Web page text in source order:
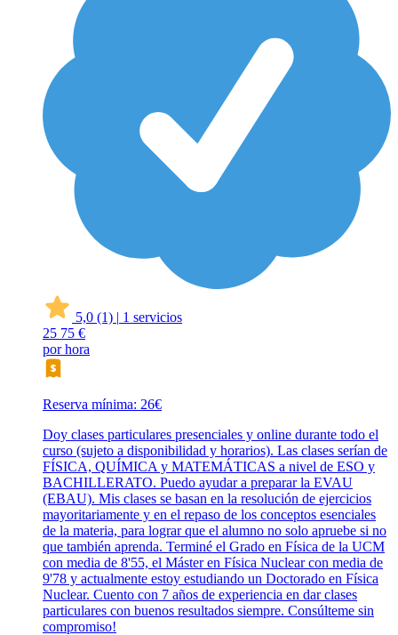
5,0 (1) | 1 servicios
25 75 €
por hora
Reserva mínima: 26€
Doy clases particulares presenciales y online durante todo el
curso (sujeto a disponibilidad y horarios). Las clases serían de
FÍSICA, QUÍMICA y MATEMÁTICAS a nivel de ESO y
BACHILLERATO. Puedo ayudar a preparar la EVAU
(EBAU). Mis clases se basan en la resolución de ejercicios
mayoritariamente y en el repaso de los conceptos esenciales
de la materia, para lograr que el alumno no solo apruebe si no
que también aprenda. Terminé el Grado en Física de la UCM
con media de 8'55, el Máster en Física Nuclear con media de
9'78 y actualmente estoy estudiando un Doctorado en Física
Nuclear. Cuento con 7 años de experiencia en dar clases
particulares con buenos resultados siempre. Consúlteme sin
compromiso!